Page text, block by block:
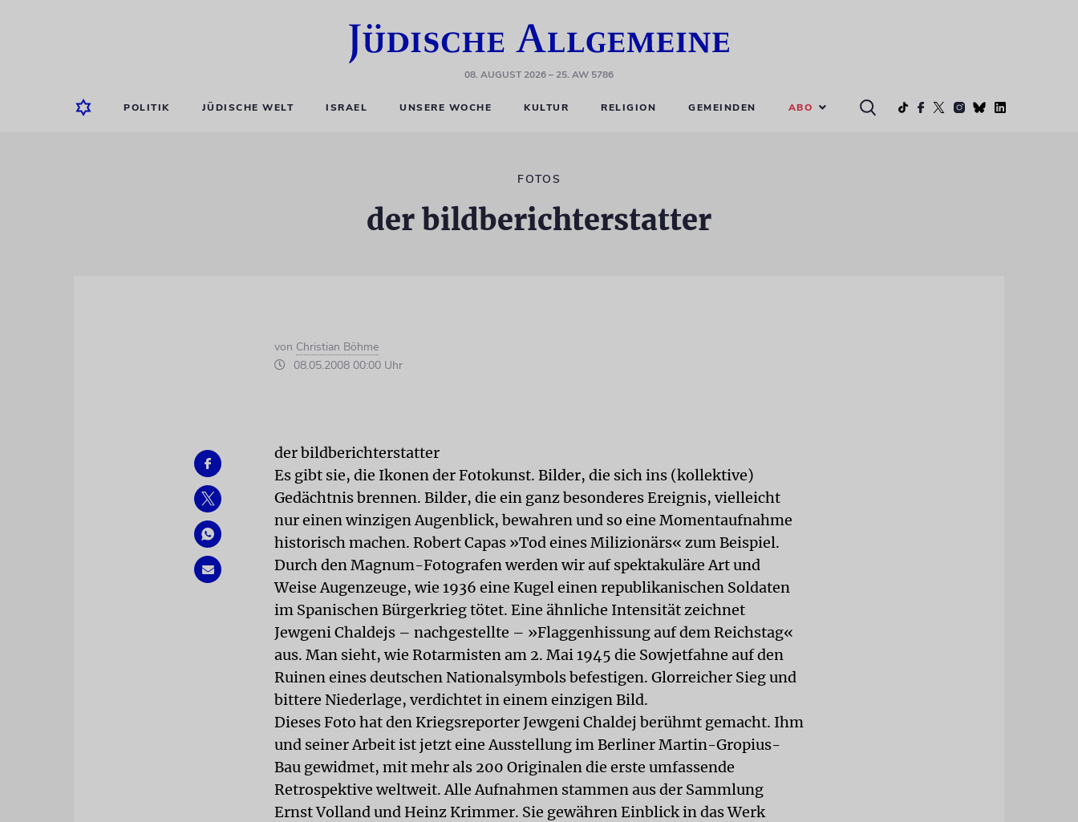
08. AUGUST 2026– 25. AW 5786
POLITIK JÜDISCHE WELT ISRAEL UNSERE WOCHE KULTUR RELIGION GEMEINDEN ABO
FOTOS
der bildberichterstatter
von Christian Böhme
08.05.2008 00:00 Uhr
der bildberichterstatter
Es gibt sie, die Ikonen der Fotokunst. Bilder, die sich ins (kollektive)
Gedächtnis brennen. Bilder, die ein ganz besonderes Ereignis, vielleicht
nur einen winzigen Augenblick, bewahren und so eine Momentaufnahme
historisch machen. Robert Capas »Tod eines Milizionärs« zum Beispiel.
Durch den Magnum-Fotografen werden wir auf spektakuläre Art und
Weise Augenzeuge, wie 1936 eine Kugel einen republikanischen Soldaten
im Spanischen Bürgerkrieg tötet. Eine ähnliche Intensität zeichnet
Jewgeni Chaldejs – nachgestellte – »Flaggenhissung auf dem Reichstag«
aus. Man sieht, wie Rotarmisten am 2. Mai 1945 die Sowjetfahne auf den
Ruinen eines deutschen Nationalsymbols befestigen. Glorreicher Sieg und
bittere Niederlage, verdichtet in einem einzigen Bild.
Dieses Foto hat den Kriegsreporter Jewgeni Chaldej berühmt gemacht. Ihm
und seiner Arbeit ist jetzt eine Ausstellung im Berliner Martin-Gropius-
Bau gewidmet, mit mehr als 200 Originalen die erste umfassende
Retrospektive weltweit. Alle Aufnahmen stammen aus der Sammlung
Ernst Volland und Heinz Krimmer. Sie gewähren Einblick in das Werk